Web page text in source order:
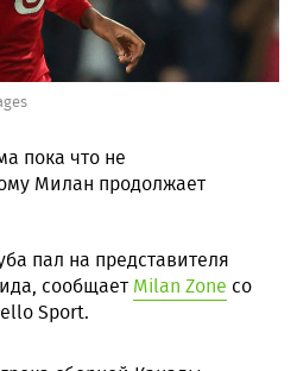
пока что не
Милан продолжает
пал на представителя
сообщает Milan Zone со
Sport.